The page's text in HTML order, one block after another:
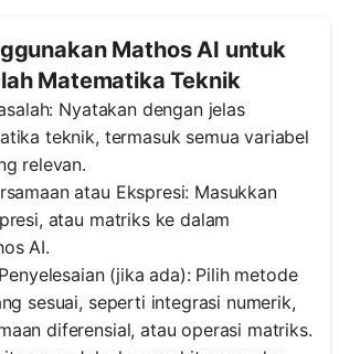
Mathos AI untuk
Matematika Teknik
Nyatakan dengan jelas
teknik, termasuk semua variabel
relevan.
atau Ekspresi: Masukkan
atau matriks ke dalam
AI.
(jika ada): Pilih metode
sesuai, seperti integrasi numerik,
diferensial, atau operasi matriks.